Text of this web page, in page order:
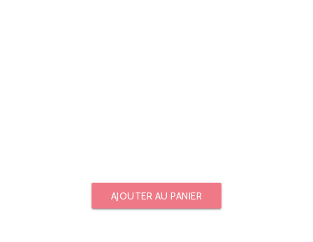
AJOUTER AU PANIER